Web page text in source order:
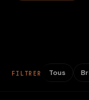
FILTRER Tous